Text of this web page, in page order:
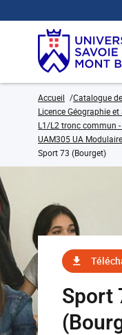
Accueil Catalogue
Licence Géographie
L1/L2 tronc commun
UAM305 UA Modulaire
Sport 73 (Bourget)
Sport